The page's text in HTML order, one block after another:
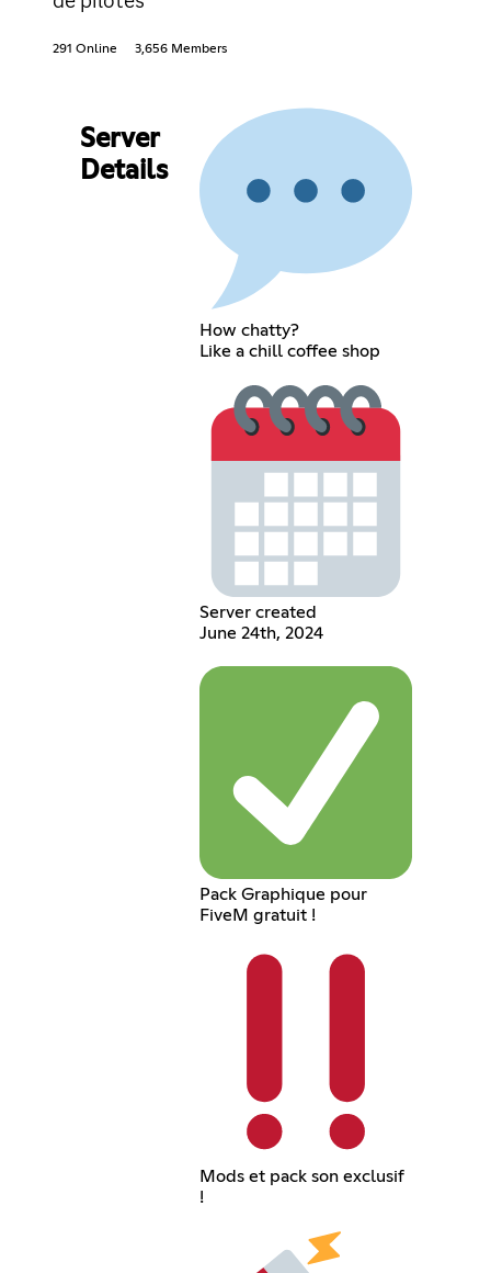
291 Online 3,656 Members
Server
Details
How chatty?
Like a chill coffee shop
Server created
June 24th, 2024
Pack Graphique pour
FiveM gratuit !
Mods et pack son exclusif
!